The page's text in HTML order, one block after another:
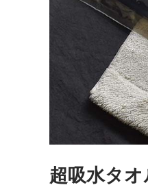
超吸水タ